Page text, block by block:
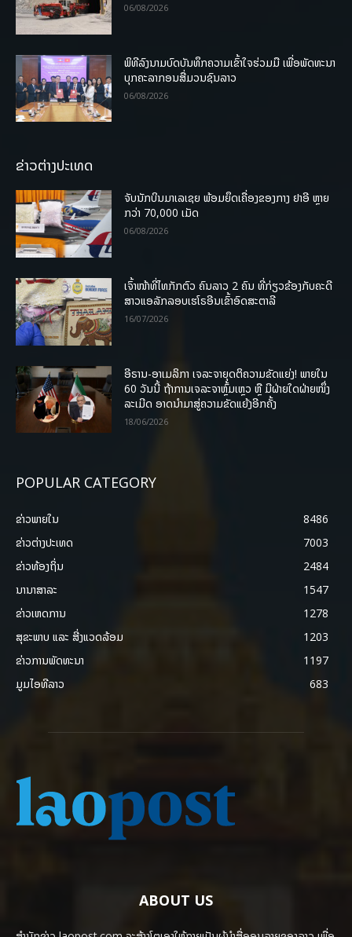
06/08/2026
ພິທີລົງນາມບົດບັນທຶກຄວາມເຂົ້າໃຈຮ່ວມມື ເພື່ອພັດທະນາ
ບຸກຄະລາກອນສື່ມວນຊົນລາວ
06/08/2026
ຂ່າວຕ່າງປະເທດ
ຈັບນັກບິນມາເລເຊຍ ພ້ອມຍຶດເຄື່ອງຂອງກາງ ຢາອີ ຫຼາຍ
ກວ່າ 70,000 ເມັດ
06/08/2026
ເຈົ້າໜ້າທີ່ໄທກັກຕົວ ຄົນລາວ 2 ຄົນ ທີ່ກ່ຽວຂ້ອງກັບຄະດີ
ສາວແອລັກລອບເຮໂຣອີນເຂົ້າອົດສະຕາລີ
16/07/2026
ອີຣານ-ອາເມລິກາ ເຈລະຈາຍຸດຕິຄວາມຂັດແຍ່ງ! ພາຍໃນ
60 ວັນນີ້ ຖ້າການເຈລະຈາຫຼົ້ມເຫຼວ ຫຼື ມີຝ່າຍໃດຝ່າຍໜຶ່ງ
ລະເມີດ ອາດນໍາມາສູ່ຄວາມຂັດແຍ້ງອີກຄັ້ງ
18/06/2026
POPULAR CATEGORY
ຂ່າວພາຍ​ໃນ
8486
ຂ່າວຕ່າງປະເທດ
7003
ຂ່າວທ້ອງຖິ່ນ
2484
ນານາສາລະ
1547
ຂ່າວເຫດການ
1278
ສຸຂະພາບ ແລະ ສີ່ງແວດລ້ອມ
1203
ຂ່າວການພັດທະນາ
1197
ມູມໄອທີລາວ
683
ABOUT US